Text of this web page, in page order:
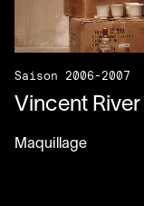
Saison 2006-2007
Vincent River
Maquillage